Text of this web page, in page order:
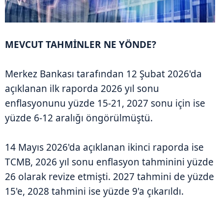
MEVCUT TAHMİNLER NE YÖNDE?
Merkez Bankası tarafından 12 Şubat 2026'da
açıklanan ilk raporda 2026 yıl sonu
enflasyonunu yüzde 15-21, 2027 sonu için ise
yüzde 6-12 aralığı öngörülmüştü.
14 Mayıs 2026'da açıklanan ikinci raporda ise
TCMB, 2026 yıl sonu enflasyon tahminini yüzde
26 olarak revize etmişti. 2027 tahmini de yüzde
15'e, 2028 tahmini ise yüzde 9'a çıkarıldı.